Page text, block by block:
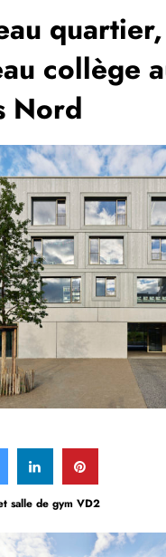
quartier,
collège
Nord
salle de gym VD2